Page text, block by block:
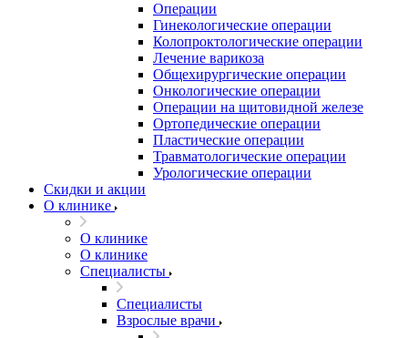
Операции
Гинекологические операции
Колопроктологические операции
Лечение варикоза
Общехирургические операции
Онкологические операции
Операции на щитовидной железе
Ортопедические операции
Пластические операции
Травматологические операции
Урологические операции
Скидки и акции
О клинике
О клинике
О клинике
Специалисты
Специалисты
Взрослые врачи